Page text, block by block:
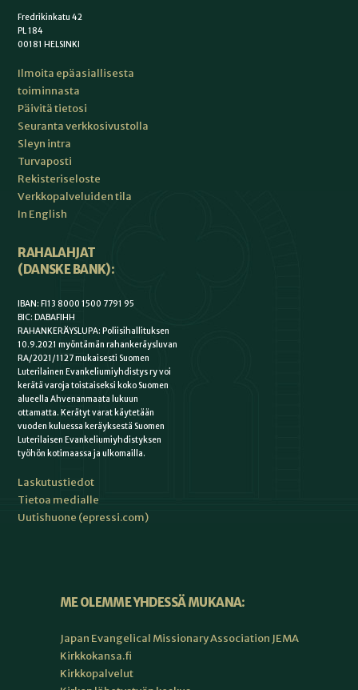
Fredrikinkatu 42
PL 184
00181 HELSINKI
Ilmoita epäasiallisesta
toiminnasta
Päivitä tietosi
Seuranta verkkosivustolla
Sleyn intra
Turvaposti
Rekisteriseloste
Verkkopalveluiden tila
In English
RAHALAHJAT
(DANSKE BANK):
IBAN: FI13 8000 1500 7791 95
BIC: DABAFIHH
RAHANKERÄYSLUPA: Poliisihallituksen
10.9.2021 myöntämän rahankeräysluvan
RA/2021/1127 mukaisesti Suomen
Luterilainen Evankeliumiyhdistys ry voi
kerätä varoja toistaiseksi koko Suomen
alueella Ahvenanmaata lukuun
ottamatta. Kerätyt varat käytetään
vuoden kuluessa keräyksestä Suomen
Luterilaisen Evankeliumiyhdistyksen
työhön kotimaassa ja ulkomailla.
Laskutustiedot
Tietoa medialle
Uutishuone (epressi.com)
ME OLEMME YHDESSÄ MUKANA:
Japan Evangelical Missionary Association JEMA
Kirkkokansa.fi
Kirkkopalvelut